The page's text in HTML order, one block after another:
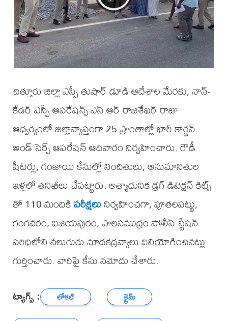
చిత్తూరు జిల్లా ఎస్పీ తుషార్ డూడి ఆదేశాల మేరకు, నాన్-
కేడర్ ఎస్పీ ఆపరేషన్స్ ఎస్.ఆర్.రాజశేఖర్ రాజు
ఆధ్వర్యంలో జిల్లావ్యాప్తంగా 25 ప్రాంతాల్లో భారీ కార్డన్
అండ్ సెర్చ్ ఆపరేషన్ ఆదివారం నిర్వహించారు. రౌడీ
షీటర్లు, గంజాయి కేసుల్లో నిందితులు, అనుమానితుల
ఇళ్లలో తనిఖీలు చేపట్టారు. అత్యాధునిక డ్రగ్ డిటెక్షన్ కిట్స్
తో 110 మందికిపరీక్షలునిర్వహించగా, పూతలపట్టు,
గంగవరం, విజయపురం, పాలసముద్రం పోలీస్ స్టేషన్
పరిధిలోని నలుగురు మాదకద్రవ్యాలు వినియోగించినట్లు
గుర్తించారు. వారిపై కేసు నమోదు చేశారు.
ట్యాగ్స్ : లోకల్
క్రైమ్